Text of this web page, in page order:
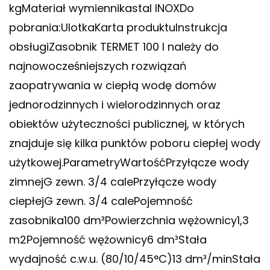
kgMateriał wymiennikastal INOXDo
pobrania:UlotkaKarta produktuInstrukcja
obsługiZasobnik TERMET 100 l należy do
najnowocześniejszych rozwiązań
zaopatrywania w ciepłą wodę domów
jednorodzinnych i wielorodzinnych oraz
obiektów użyteczności publicznej, w których
znajduje się kilka punktów poboru ciepłej wody
użytkowej.ParametryWartośćPrzyłącze wody
zimnejG zewn. 3/4 calePrzyłącze wody
ciepłejG zewn. 3/4 calePojemność
zasobnika100 dm³Powierzchnia wężownicy1,3
m2Pojemność wężownicy6 dm³Stała
wydajność c.w.u. (80/10/45°C)13 dm³/minStała